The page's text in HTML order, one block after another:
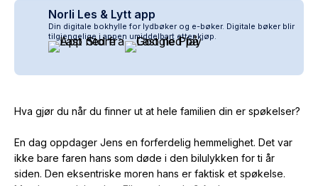
Norli Les & Lytt app
Din digitale bokhylle for lydbøker og e-bøker. Digitale bøker blir
tilgjengelige i appen umiddelbart etter kjøp.
Hva gjør du når du finner ut at hele familien din er spøkelser?
En dag oppdager Jens en forferdelig hemmelighet. Det var
ikke bare faren hans som døde i den bilulykken for ti år
siden. Den eksentriske moren hans er faktisk et spøkelse.